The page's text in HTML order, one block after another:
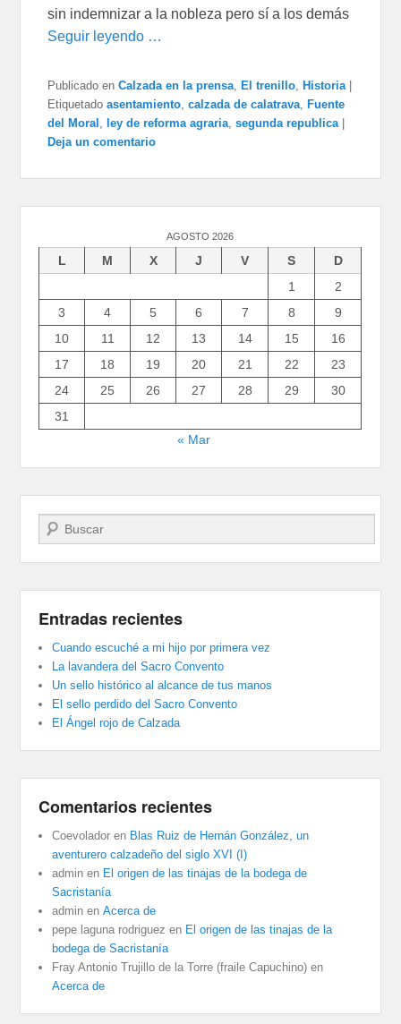
sin indemnizar a la nobleza pero sí a los demás
Seguir leyendo …
Publicado en Calzada en la prensa El trenillo Historia
Etiquetado asentamiento ,calzada de calatrava
Fuente
del Moral
ley de reforma agraria ,segunda republica
Deja un comentario
AGOSTO 2026
L M X J V S
D
1
2
3
4 5 6 7 8
9
10
11 12 13 14 15
16
17
18 19 20 21 22
23
24
25 26 27 28 29
30
31
« Mar
Buscar
Entradas recientes
Cuando escuché a mi hijo por primera vez
La lavandera del Sacro Convento
Un sello histórico al alcance de tus manos
El sello perdido del Sacro Convento
El Ángel rojo de Calzada
Comentarios recientes
Coevolador en Blas Ruiz de Hernán González, un
aventurero calzadeño del siglo XVI (I)
admin en El origen de las tinajas de la bodega de
Sacristanía
admin enAcerca de
pepe laguna rodriguez en El origen de las tinajas de la
bodega de Sacristanía
Fray Antonio Trujillo de la Torre (fraile Capuchino) en
Acerca de